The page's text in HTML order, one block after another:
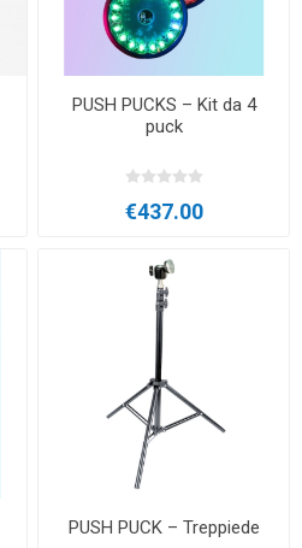
PUSH PUCKS – Kit da 4
puck
€437.00
PUSH PUCK – Treppiede